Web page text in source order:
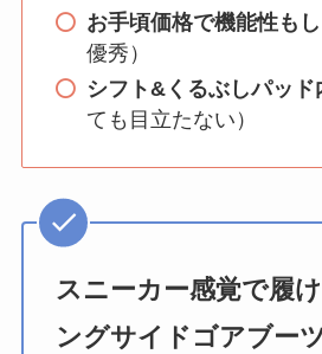
お手頃価格で機能性も
優秀）
シフト&くるぶしパッド
ても目立たない）
スニーカー感覚で履
ングサイドゴアブー